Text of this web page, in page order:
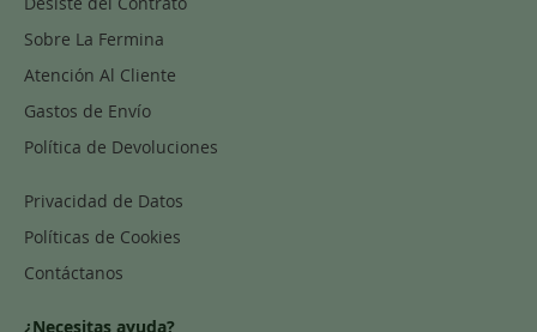
Sobre La Fermina
Atención Al Cliente
Gastos de Envío
Política de Devoluciones
Privacidad de Datos
Políticas de Cookies
Contáctanos
¿Necesitas ayuda?